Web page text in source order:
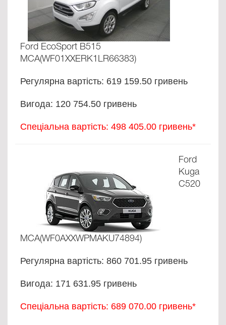
Ford EcoSport B515
MCA(WF01XXERK1LR66383)
Регулярна вартість: 619 159.50 гривень
Вигода: 120 754.50 гривень
Спеціальна вартість: 498 405.00 гривень*
Ford
Kuga
C520
MCA(WF0AXXWPMAKU74894)
Регулярна вартість: 860 701.95 гривень
Вигода: 171 631.95 гривень
Спеціальна вартість: 689 070.00 гривень*